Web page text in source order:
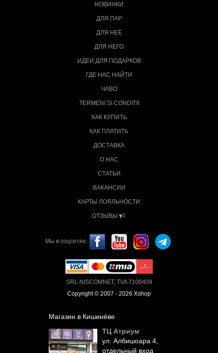
НОВИНКИ
ДЛЯ ПАР
ДЛЯ НЕЁ
ДЛЯ НЕГО
ИДЕИ ДЛЯ ПОДАРКОВ
ГДЕ НАС НАЙТИ
ЧАВО
TERMENI SI CONDITII
КАК КУПИТЬ
КАК ПЛАТИТЬ
ДОСТАВКА
О НАС
СТАТЬИ
ВАКАНСИИ
КАРТЫ ЛОЯЛЬНОСТИ
ОТЗЫВЫ
Мы в соцсетях:
SRL NISCOMNET, TVA 7100409
Copyright © 2007 - 2026 Xshop
Магазин в Кишинёве
ТЦ Атриум
ул. Албишоара 4,
отдельный вход